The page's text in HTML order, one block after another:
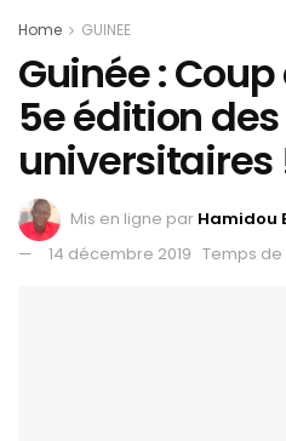
Home GUINEE
Guinée :
5e édition
universitaires
Mis en ligne par Hamidou
14 décembre 2019 Temps